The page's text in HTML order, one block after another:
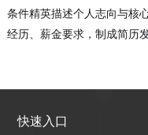
条件精英描述个人志向与核
经历、薪金要求，制成简历
快速入口